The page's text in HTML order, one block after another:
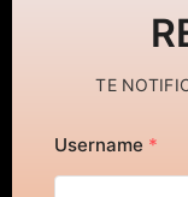
TE
Username *